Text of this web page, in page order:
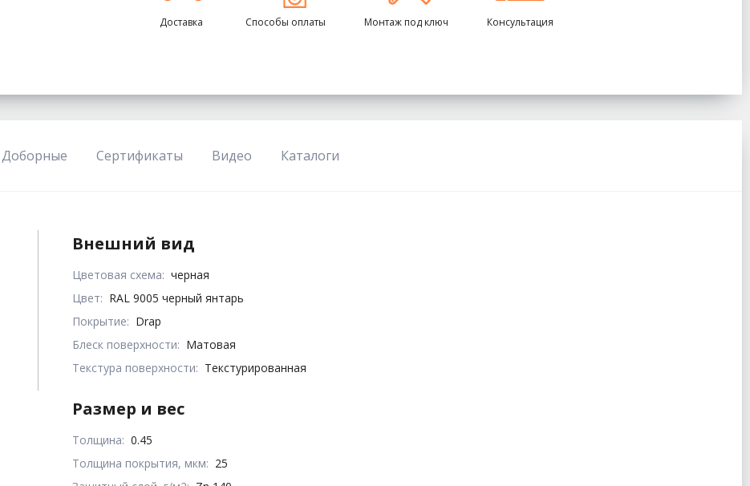
Доставка Способы оплаты Монтаж под ключ Консультация
Доборные Сертификаты Видео Каталоги
Внешний вид
Цветовая схема: черная
Цвет: RAL 9005 черный янтарь
Покрытие: Drap
Блеск поверхности: Матовая
Текстура поверхности: Текстурированная
Размер и вес
Толщина: 0.45
Толщина покрытия, мкм: 25